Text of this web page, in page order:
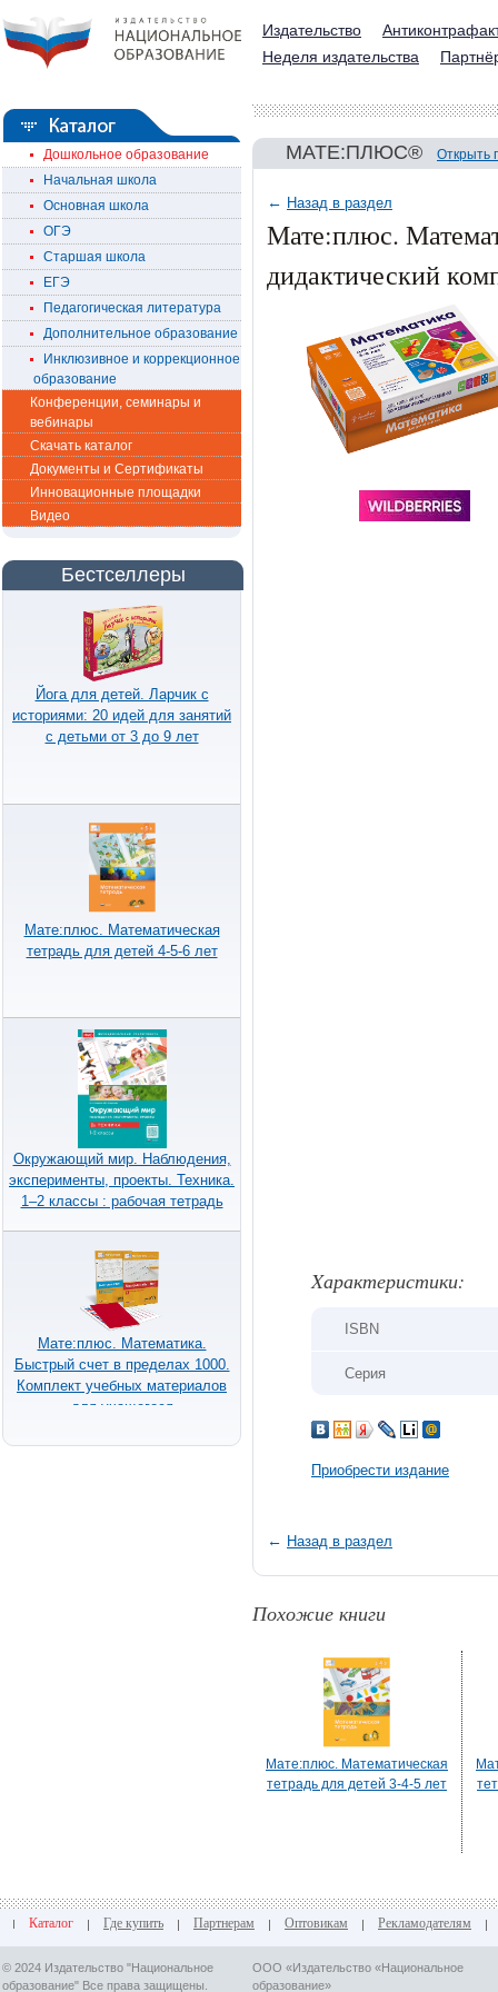
Издательство
Неделя издательства
Дошкольное образование
Начальная школа
Основная школа
ОГЭ
Старшая школа
ЕГЭ
Педагогическая литература
Дополнительное образование
Инклюзивное и коррекционное
образование
Конференции, семинары и
вебинары
Скачать каталог
Документы и Сертификаты
Инновационные площадки
Видео
Бестселлеры
Йога для детей. Ларчик с
историями: 20 идей для занятий
с детьми от 3 до 9 лет
Мате:плюс. Математическая
тетрадь для детей 4-5-6 лет
Окружающий мир. Наблюдения,
эксперименты, проекты. Техника.
1–2 классы : рабочая тетрадь
Мате:плюс. Математика.
Быстрый счет в пределах 1000.
Комплект учебных материалов
для учащегося
МАТЕ:ПЛЮС® Открыть
← Назад в раздел
Мате:плюс.
дидактический
Xарактеристики:
ISBN
Серия
Приобрести издание
← Назад в раздел
Похожие книги
Мате:плюс. Математическая
тетрадь для детей 3-4-5 лет
Каталог Где купить Партнерам Оптовикам Рекламодателям
© 2024 Издательство "Национальное
образование" Все права защищены.
ООО «Издательство «Национальное
образование»